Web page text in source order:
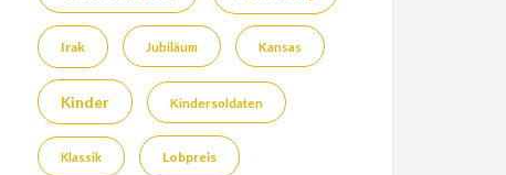
Irak Jubiläum Kansas
Kinder Kindersoldaten
Klassik Lobpreis